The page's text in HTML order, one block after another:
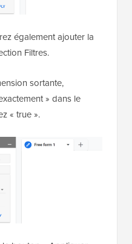
également ajouter la
Filtres.
sortante,
» dans le
« true ».